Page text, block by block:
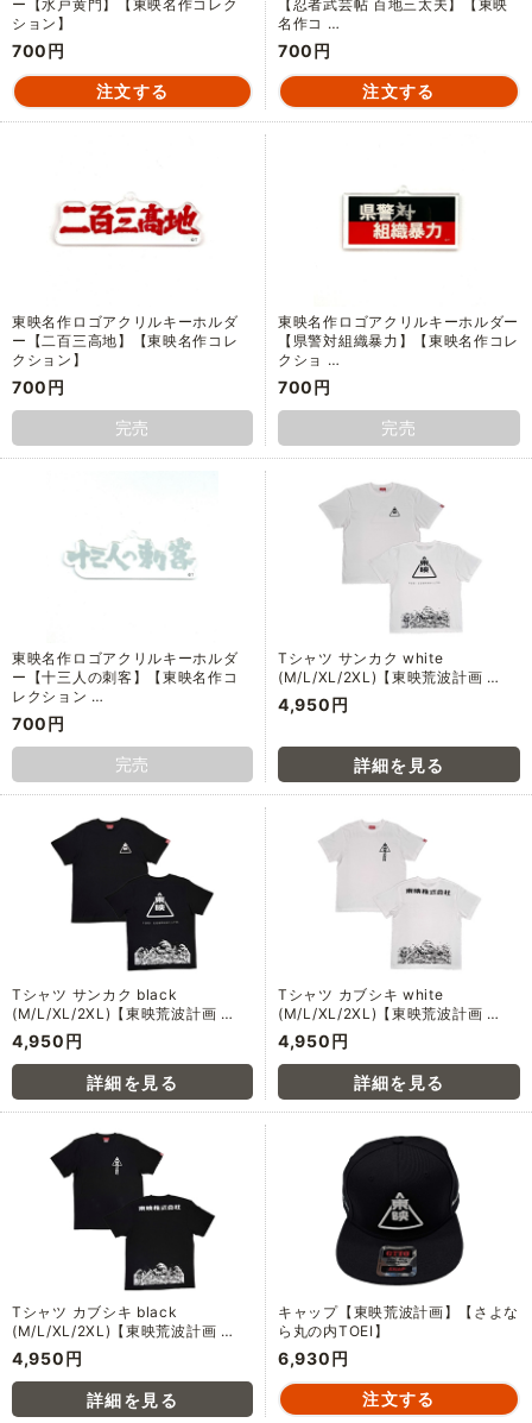
ー【水戸黄門】【東映名作コレク
ション】
700円
【忍者武芸帖 百地三太夫】【東映
名作コ …
700円
東映名作ロゴアクリルキーホルダ
ー【二百三高地】【東映名作コレ
クション】
700円
完売
東映名作ロゴアクリルキーホルダー
【県警対組織暴力】【東映名作コレ
クショ …
700円
完売
東映名作ロゴアクリルキーホルダ
ー【十三人の刺客】【東映名作コ
レクション …
700円
完売
Tシャツ サンカク white
(M/L/XL/2XL)【東映荒波計画 …
4,950円
Tシャツ サンカク black
(M/L/XL/2XL)【東映荒波計画 …
4,950円
Tシャツ カブシキ white
(M/L/XL/2XL)【東映荒波計画 …
4,950円
Tシャツ カブシキ black
(M/L/XL/2XL)【東映荒波計画 …
4,950円
キャップ【東映荒波計画】【さよな
ら丸の内TOEI】
6,930円